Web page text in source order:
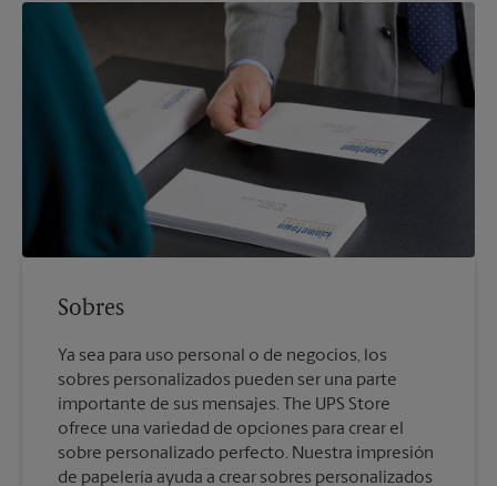
Sobres
Ya sea para uso personal o de negocios, los
sobres personalizados pueden ser una parte
importante de sus mensajes. The UPS Store
ofrece una variedad de opciones para crear el
sobre personalizado perfecto. Nuestra impresión
de papelería ayuda a crear sobres personalizados